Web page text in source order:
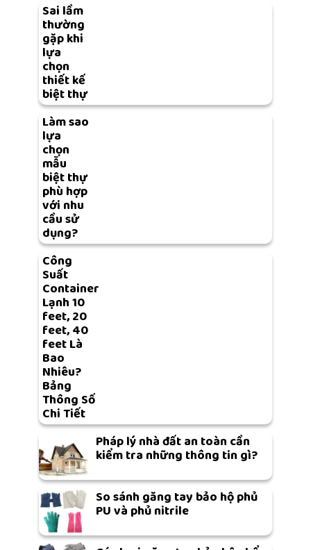
Sai lầm
thường
gặp khi
lựa
chọn
thiết kế
biệt thự
Làm sao
lựa
chọn
mẫu
biệt thự
phù hợp
với nhu
cầu sử
dụng?
Công
Suất
Container
Lạnh 10
feet, 20
feet, 40
feet Là
Bao
Nhiêu?
Bảng
Thông Số
Chi Tiết
Pháp lý nhà đất an toàn cần
kiểm tra những thông tin gì?
So sánh găng tay bảo hộ phủ
PU và phủ nitrile